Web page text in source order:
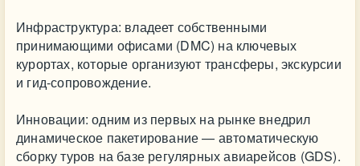
Инфраструктура: владеет собственными
принимающими офисами (DMC) на ключевых
курортах, которые организуют трансферы, экскурсии
и гид-сопровождение.
Инновации: одним из первых на рынке внедрил
динамическое пакетирование — автоматическую
сборку туров на базе регулярных авиарейсов (GDS).